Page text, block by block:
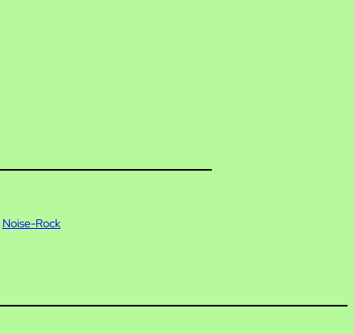
Noise-Rock